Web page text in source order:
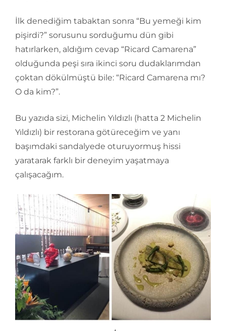
İlk denediğim tabaktan sonra “Bu yemeği kim
pişirdi?” sorusunu sorduğumu dün gibi
hatırlarken, aldığım cevap “Ricard Camarena”
olduğunda peşi sıra ikinci soru dudaklarımdan
çoktan dökülmüştü bile: “Ricard Camarena mı?
O da kim?”.
Bu yazıda sizi, Michelin Yıldızlı (hatta 2 Michelin
Yıldızlı) bir restorana götüreceğim ve yanı
başımdaki sandalyede oturuyormuş hissi
yaratarak farklı bir deneyim yaşatmaya
çalışacağım.